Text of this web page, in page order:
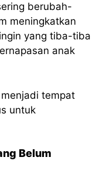
berubah-
meningkatkan
yang tiba-tiba
anak
tempat
untuk
Belum